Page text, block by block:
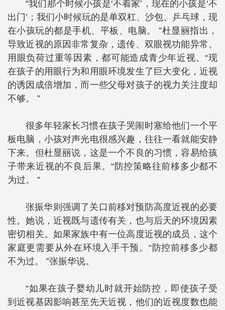
“我们那个时候小孩是‘不着家’，现在的小孩是‘不
出门’；我们小时候玩的是单双杠、沙包、乒乓球，现
在小孩玩的都是手机、平板、电脑。 ”杜显丽指出，
导致近视的原因非常复杂，遗传、双眼视功能异常、
用眼负荷过重等因素，都可能造成青少年近视。“现
在孩子的用眼行为和用眼环境发生了巨大变化，近视
的诱因成倍增加，而一些父母对孩子的视力关注度却
不够。 ”
很多年轻家长习惯在孩子哭闹时塞给他们一个平
板电脑，小孩对声光电很感兴趣，往往一看就能安静
下来。但杜显丽说，这是一个不良的习惯，容易给孩
子带来近视的不良后果。“防控策略往前移多少都不
为过。 ”
张振华则强调了关口前移对预防高度近视的必要
性。她说，近视既与遗传有关，也与后天的环境因素
密切相关。如果家族中有一位高度近视的成员，这个
家庭更需要从外在环境入手干预。“防控前移多少都
不为过。 ”张振华说。
“如果在孩子婴幼儿时就开始防控，即使孩子受
到近视基因影响甚至先天近视，他们的近视度数也能